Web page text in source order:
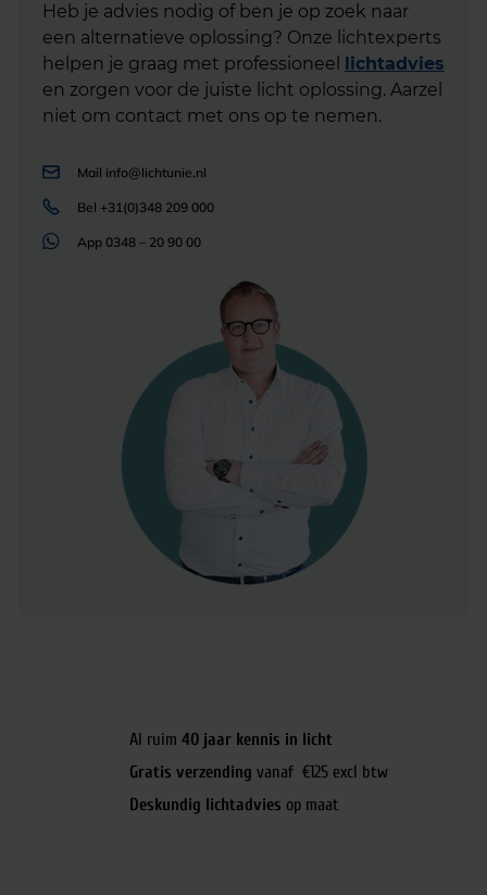
Heb je advies nodig of ben je op zoek naar
een alternatieve oplossing? Onze lichtexperts
helpen je graag met professioneel lichtadvies
en zorgen voor de juiste licht oplossing. Aarzel
niet om contact met ons op te nemen.
Mail info@lichtunie.nl
Bel +31(0)348 209 000
App 0348 – 20 90 00
Al ruim 40 jaar kennis in licht
Gratis verzending vanaf €125 excl btw
Deskundig lichtadvies op maat